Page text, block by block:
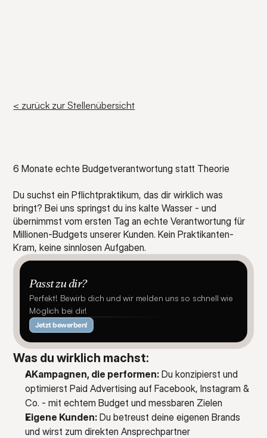
< zurück zur Stellenübersicht
(m/w/d)
6 Monate echte Budgetverantwortung statt Theorie
Du suchst ein Pflichtpraktikum, das dir wirklich was
bringt? Bei uns springst du ins kalte Wasser - und
übernimmst vom ersten Tag an echte Verantwortung für
Millionen-Budgets unserer Kunden. Kein Praktikanten-
Kram, keine sinnlosen Aufgaben.
Was du wirklich machst:
AKampagnen, die performen: Du konzipierst und
optimierst Paid Advertising auf Facebook, Instagram &
Co. - mit echtem Budget und messbaren Zielen
Eigene Kunden: Du betreust deine eigenen Brands
und wirst zum direkten Ansprechpartner
Passt zu dir?
Perfekt! Bewirb dich und wir melden uns so schnell wie
Möglich bei dir!
Jetzt bewerben!